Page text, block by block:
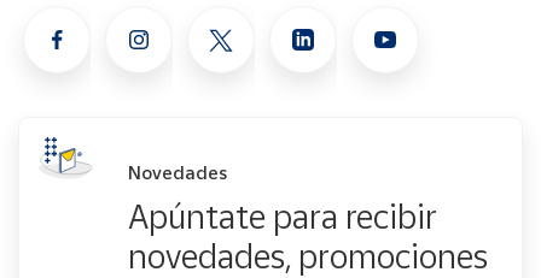
Novedades
Apúntate para recibir
novedades, promociones